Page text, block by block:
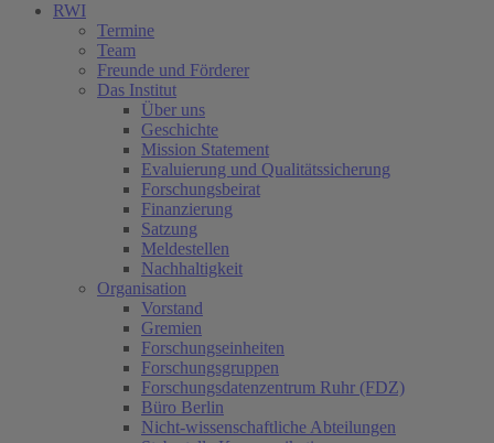
RWI
Termine
Team
Freunde und Förderer
Das Institut
Über uns
Geschichte
Mission Statement
Evaluierung und Qualitätssicherung
Forschungsbeirat
Finanzierung
Satzung
Meldestellen
Nachhaltigkeit
Organisation
Vorstand
Gremien
Forschungseinheiten
Forschungsgruppen
Forschungsdatenzentrum Ruhr (FDZ)
Büro Berlin
Nicht-wissenschaftliche Abteilungen